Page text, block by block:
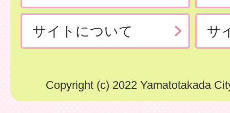
サイトについて サ
Copyright (c) 2022 Yamatotakada